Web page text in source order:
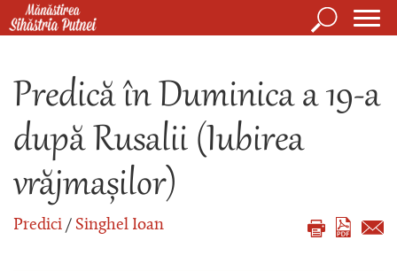
Mergi la conţinutul principal
Căutare
Predică în Duminica a 19-a
după Rusalii (Iubirea
vrăjmașilor)
Predici / Singhel Ioan